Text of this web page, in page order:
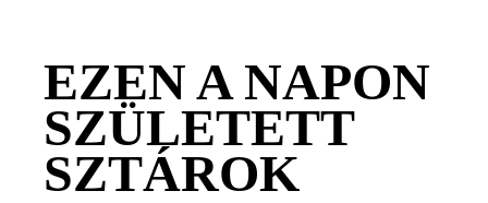
EZEN A NAPON
SZÜLETETT
SZTÁROK